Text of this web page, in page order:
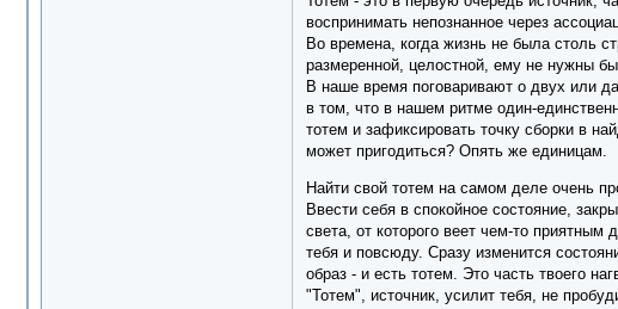
воспринимать непознанное через
Во времена, когда жизнь не была столь
размеренной, целостной, ему не нужны
В наше время поговаривают о двух или
в том, что в нашем ритме один-
тотем и зафиксировать точку сборки в
может пригодиться? Опять же единицам.
Найти свой тотем на самом деле очень
Ввести себя в спокойное состояние,
света, от которого веет чем-то
тебя и повсюду. Сразу изменится
образ - и есть тотем. Это часть твоего
"Тотем", источник, усилит тебя, не